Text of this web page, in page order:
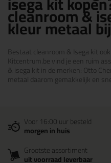
cleanroom &
kleur metaal
Bestaat cleanroom & Isega kit
Kitcentrum.be vind je een ruim
& isega kit in de merken: Otto
metaal daarom gemakkelijk en
Voor 16:00 uur besteld
morgen in huis
Grootste assortiment
uit voorraad leverbaar